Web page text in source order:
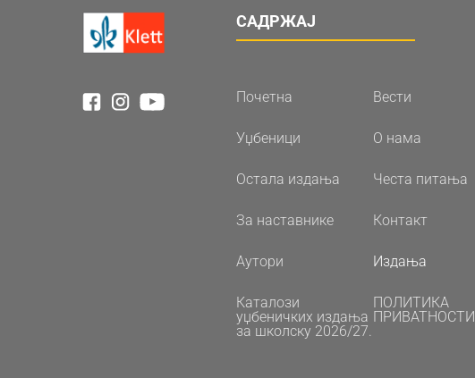
САДРЖАЈ
Почетна Вести
Уџбеници О нама
Остала издања Честа питања
За наставнике Контакт
Аутори Издања
Каталози
уџбеничких издања
за школску 2026/27.
ПОЛИТИКА
ПРИВАТНОСТИ